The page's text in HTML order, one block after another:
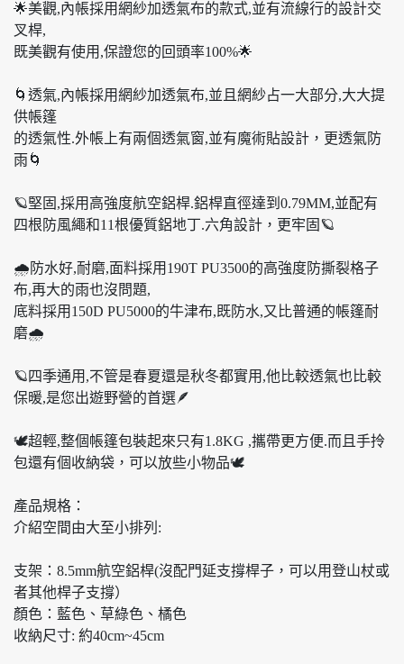
🌟美觀,內帳採用網紗加透氣布的款式,並有流線行的設計交
叉桿,
既美觀有使用,保證您的回頭率100%🌟
🌀透氣,內帳採用網紗加透氣布,並且網紗占一大部分,大大提
供帳篷
的透氣性.外帳上有兩個透氣窗,並有魔術貼設計，更透氣防
雨🌀
🪐堅固,採用高強度航空鋁桿.鋁桿直徑達到0.79MM,並配有
四根防風繩和11根優質鋁地丁.六角設計，更牢固🪐
🌧防水好,耐磨,面料採用190T PU3500的高強度防撕裂格子
布,再大的雨也沒問題,
底料採用150D PU5000的牛津布,既防水,又比普通的帳篷耐
磨🌧
🪐四季通用,不管是春夏還是秋冬都實用,他比較透氣也比較
保暖,是您出遊野營的首選🪶
🕊超輕,整個帳篷包裝起來只有1.8KG ,攜帶更方便.而且手拎
包還有個收納袋，可以放些小物品🕊
產品規格：
介紹空間由大至小排列:
支架：8.5mm航空鋁桿(沒配門延支撐桿子，可以用登山杖或
者其他桿子支撐）
顏色：藍色、草綠色、橘色
收納尺寸: 約40cm~45cm